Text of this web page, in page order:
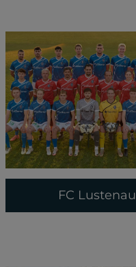
FC Lustenau